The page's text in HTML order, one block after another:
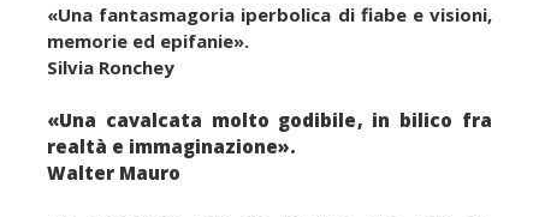
«Una fantasmagoria iperbolica di fiabe e visioni,
memorie ed epifanie».
Silvia Ronchey
«Una cavalcata molto godibile, in bilico fra
realtà e immaginazione».
Walter Mauro